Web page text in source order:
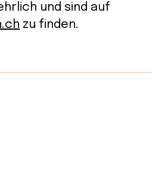
und sind auf
zu finden.